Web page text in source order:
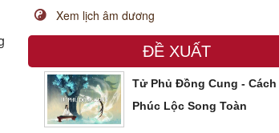
Xem lịch âm dương
ĐỀ XUẤT
Tử Phủ Đồng Cung - Cách
Phúc Lộc Song Toàn